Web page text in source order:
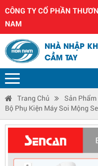
CÔNG TY CỔ PHẦN
NAM
NHÀ NHẬP
CẦM TAY
Trang Chủ Sản Phẩm
Bộ Phụ Kiện Máy Soi Mộng